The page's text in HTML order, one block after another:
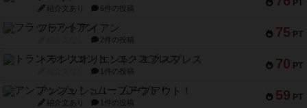
PT
紹介文あり 6件の投稿
75 PT
フラットアイアン
2件の投稿
70 PT
トランスオリエント・エクスプレス
1件の投稿
59 PT
アンブッシュ！：ムーブアウト！
紹介文あり 1件の投稿